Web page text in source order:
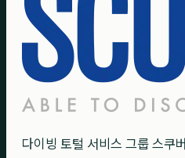
다이빙 토털 서비스 그룹 스쿠